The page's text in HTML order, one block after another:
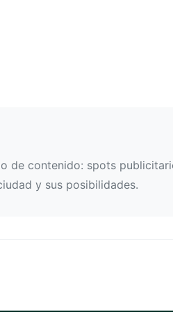
de contenido: spots
y sus posibilidades.